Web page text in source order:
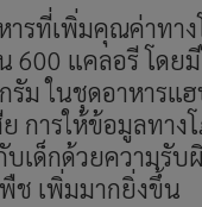
รที่เพิ่มคุณค่าทาง
600 แคลอรี โด
รัม ในชุดอาหาร
การให้ข้อมูลทาง
ด็กด้วยความรับ
ช เพิ่มมากยิ่งขึ้น